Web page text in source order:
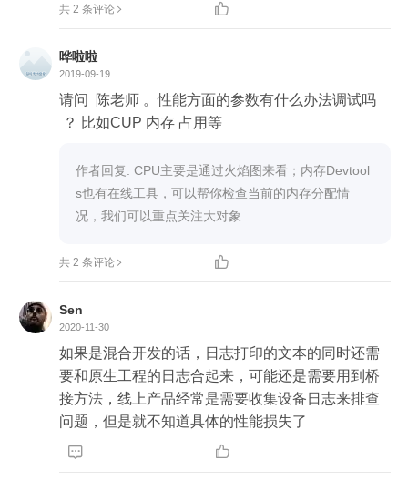
共 2 条评论 
哗啦啦
2019-09-19
请问  陈老师 。性能方面的参数有什么办法调试吗
？ 比如CUP 内存 占用等
作者回复: CPU主要是通过火焰图来看；内存Devtool
s也有在线工具，可以帮你检查当前的内存分配情
况，我们可以重点关注大对象
共 2 条评论 
Sen
2020-11-30
如果是混合开发的话，日志打印的文本的同时还需
要和原生工程的日志合起来，可能还是需要用到桥
接方法，线上产品经常是需要收集设备日志来排查
问题，但是就不知道具体的性能损失了
 